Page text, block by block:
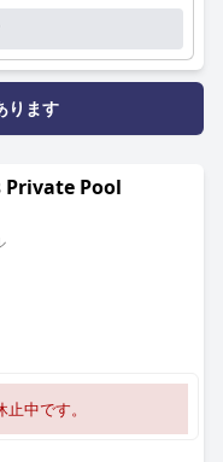
ります
Pool
中です。